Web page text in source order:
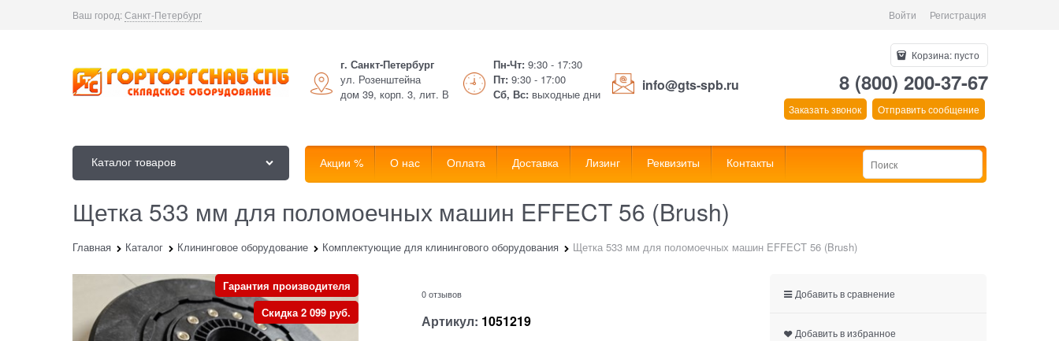
Ваш город:Санкт-Петербург Войти Регистрация
г. Санкт-Петербург
ул. Розенштейна
дом 39, корп. 3, лит. В
Пн-Чт: 9:30 - 17:30
Пт: 9:30 - 17:00
Сб, Вс: выходные дни
info@gts-spb.ru
Корзина:пусто
8 (800) 200-37-67
Заказать звонок Отправить сообщение
Каталог товаров Акции % О нас Оплата Доставка Лизинг Реквизиты Контакты
Щетка 533 мм для поломоечных машин EFFECT 56 (Brush)
Главная Каталог Клининговое оборудование Комплектующие для клинингового оборудования Щетка 533 мм для поломоечных машин EFFECT 56 (Brush)
Гарантия производителя
Скидка 2 099 руб.
0 отзывов
Артикул: 1051219
Добавить в сравнение
Добавить в избранное